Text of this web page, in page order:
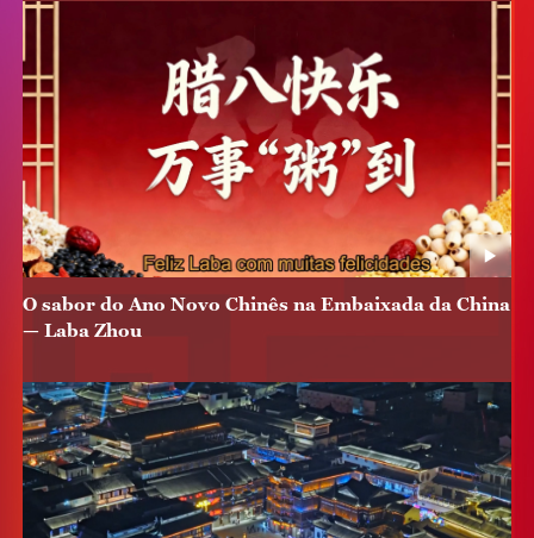
O sabor do Ano Novo Chinês na Embaixada da China
— Laba Zhou